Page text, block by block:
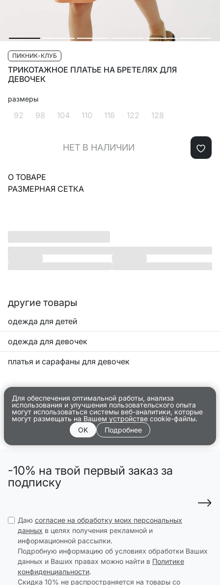
ПИКНИК-КЛУБ
ТРИКОТАЖНОЕ ПЛАТЬЕ НА БРЕТЕЛЯХ ДЛЯ
ДЕВОЧЕК
размеры
92 98 104 110 116 122 128
НЕТ В НАЛИЧИИ
О ТОВАРЕ
РАЗМЕРНАЯ СЕТКА
другие товары
одежда для детей
одежда для девочек
платья и сарафаны для девочек
Для обеспечения оптимальной работы, анализа
использования и улучшения пользовательского опыта
могут использоваться системы веб-аналитики, которые
могут размещать на Вашем устройстве cookie-файлы.
OK
Подробнее
-10% на твой первый заказ за
подписку
Даю согласие на обработку моих персональных
данных в целях получения рекламной и
информационной рассылки.
Подробную информацию об условиях обработки Ваших
данных и Ваших правах можно найти в Политике
конфиденциальности.
Скидка 10% не распространяется на товары со